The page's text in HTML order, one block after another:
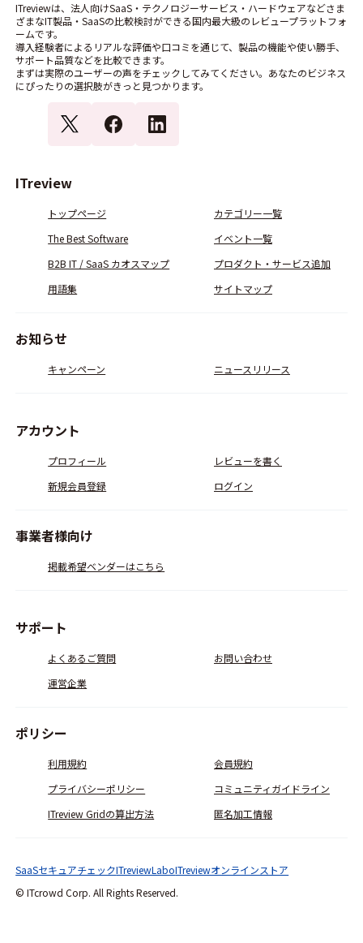
ITreviewは、法人向けSaaS・テクノロジーサービス・ハードウェアなどさま
ざまなIT製品・SaaSの比較検討ができる国内最大級のレビュープラットフォ
ームです。
導入経験者によるリアルな評価や口コミを通じて、製品の機能や使い勝手、
サポート品質などを比較できます。
まずは実際のユーザーの声をチェックしてみてください。あなたのビジネス
にぴったりの選択肢がきっと見つかります。
ITreview
トップページ
カテゴリー一覧
The Best Software
イベント一覧
B2B IT / SaaS カオスマップ
プロダクト・サービス追加
用語集
サイトマップ
お知らせ
キャンペーン ニュースリリース
アカウント
プロフィール
レビューを書く
新規会員登録
ログイン
事業者様向け
掲載希望ベンダーはこちら
サポート
よくあるご質問
お問い合わせ
運営企業
ポリシー
利用規約
会員規約
プライバシーポリシー
コミュニティガイドライン
ITreview Gridの算出方法
匿名加工情報
© ITcrowd Corp. All Rights Reserved.
SaaSセキュアチェックITreviewLaboITreviewオンラインストア